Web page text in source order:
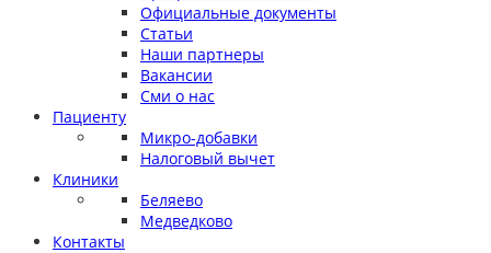
Официальные документы
Статьи
Наши партнеры
Вакансии
Сми о нас
Пациенту
Микро-добавки
Налоговый вычет
Клиники
Беляево
Медведково
Контакты